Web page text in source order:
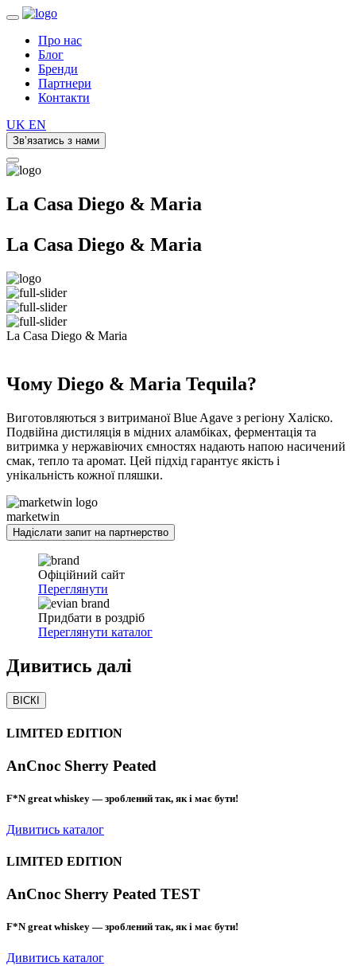
Про нас
Блог
Бренди
Партнери
Контакти
UK EN
Зв’язатись з нами
La Casa Diego & Maria
La Casa Diego & Maria
La Casa Diego & Maria
Чому Diego & Maria Tequila?
Виготовляються з витриманої Blue Agave з регіону Халіско.
Подвійна дистиляція в мідних аламбіках, ферментація та
витримка у нержавіючих ємностях надають напою насичений
смак, тепло та аромат. Цей підхід гарантує якість і
унікальність кожної пляшки.
marketwin
Надіслати запит на партнерство
Офіційний сайт
Переглянути
Придбати в роздріб
Переглянути каталог
Дивитись далі
ВІСКІ
LIMITED EDITION
AnCnoc Sherry Peated
F*N great whiskey — зроблений так, як і має бути!
Дивитись каталог
LIMITED EDITION
AnCnoc Sherry Peated TEST
F*N great whiskey — зроблений так, як і має бути!
Дивитись каталог